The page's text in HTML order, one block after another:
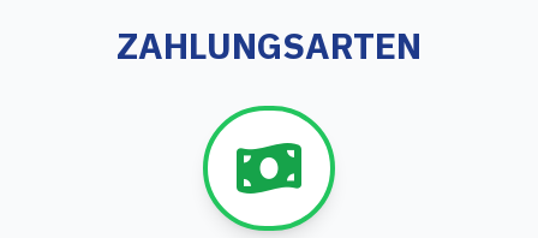
ZAHLUNGSARTEN